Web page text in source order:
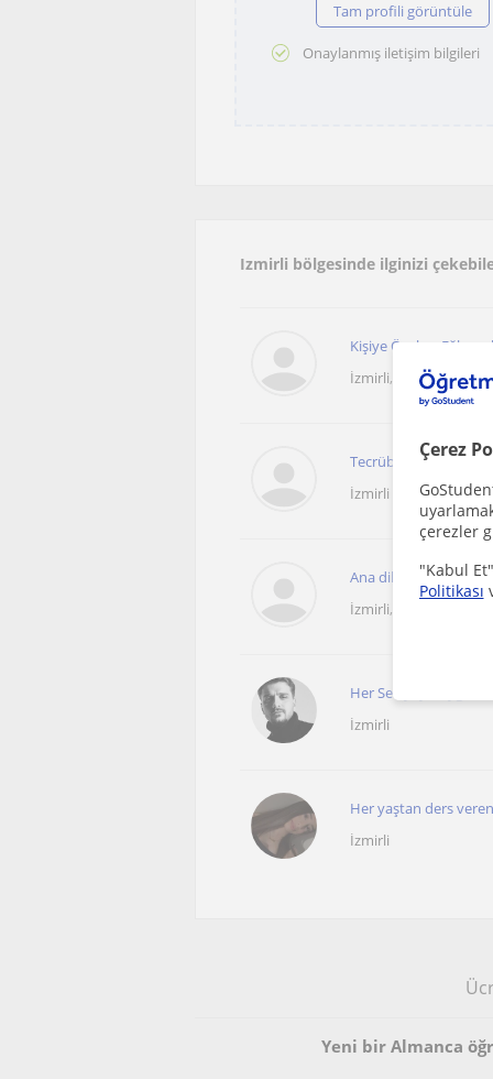
Çerez
çerezler
"Kabul
Politikası
Tam profili görüntüle
Onaylanmış iletişim bilgileri
Izmirli bölgesinde ilginizi
Kişiye Özel ve
İzmirli, Bademler,
Tecrübeli
İzmirli
Ana dil seviyesinde
İzmirli, Tepecik
Her Seviyeye Uygun
İzmirli
Her yaştan ders
İzmirli
Yeni bir Almanca